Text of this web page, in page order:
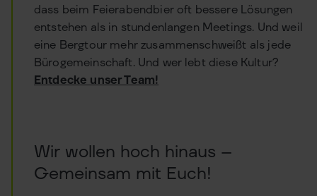
dass beim Feierabendbier oft bessere Lösungen
entstehen als in stundenlangen Meetings. Und weil
eine Bergtour mehr zusammenschweißt als jede
Bürogemeinschaft. Und wer lebt diese Kultur?
Entdecke unser Team!
Wir wollen hoch hinaus –
Gemeinsam mit Euch!